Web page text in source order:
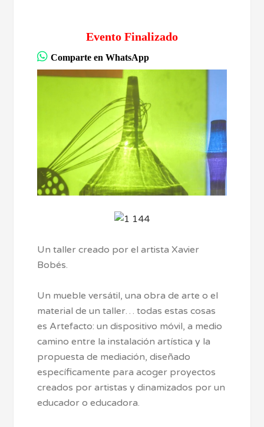
Evento Finalizado
Comparte en WhatsApp
Un taller creado por el artista Xavier
Bobés.
Un mueble versátil, una obra de arte o el
material de un taller… todas estas cosas
es Artefacto: un dispositivo móvil, a medio
camino entre la instalación artística y la
propuesta de mediación, diseñado
específicamente para acoger proyectos
creados por artistas y dinamizados por un
educador o educadora.